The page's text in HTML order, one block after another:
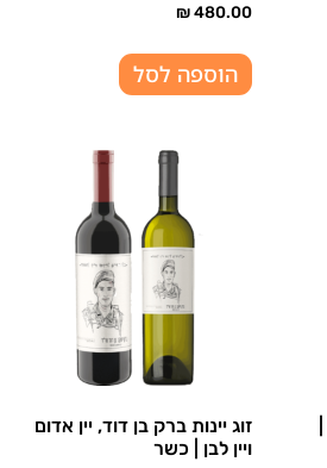
₪480.00
הוספה לסל
זוג יינות ברק בן דוד, יין אדום
ויין לבן | כשר